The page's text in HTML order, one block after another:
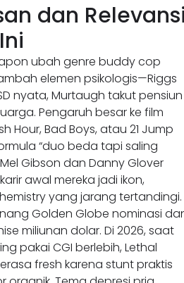
dan
ubah genre buddy cop
elemen psikologis—Riggs
nyata, Murtaugh takut pensiun
Pengaruh besar ke film
Hour, Bad Boys, atau 21 Jump
“duo beda tapi saling
Gibson dan Danny Glover
awal mereka jadi ikon,
yang jarang tertandingi.
Golden Globe nominasi
miliunan dolar. Di 2026, saat
pakai CGI berlebih, Lethal
fresh karena stunt praktis